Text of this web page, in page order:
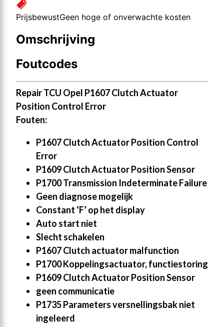
PrijsbewustGeen hoge of onverwachte kosten
Omschrijving
Foutcodes
Repair TCU Opel P1607 Clutch Actuator
Position Control Error
Fouten:
P1607 Clutch Actuator Position Control
Error
P1609 Clutch Actuator Position Sensor
P1700 Transmission Indeterminate Failure
Geen diagnose mogelijk
Constant ‘F’ op het display
Auto start niet
Slecht schakelen
P1607 Clutch actuator malfunction
P1700 Koppelingsactuator, functiestoring
P1609 Clutch Actuator Position Sensor
geen communicatie
P1735 Parameters versnellingsbak niet
ingeleerd